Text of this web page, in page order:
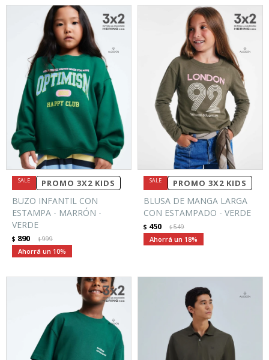
PROMO 3X2 KIDS
BUZO INFANTIL CON
ESTAMPA - MARRÓN -
VERDE
$ 890 $999
10
PROMO 3X2 KIDS
BLUSA DE MANGA LARGA
CON ESTAMPADO - VERDE
$ 450 $549
18